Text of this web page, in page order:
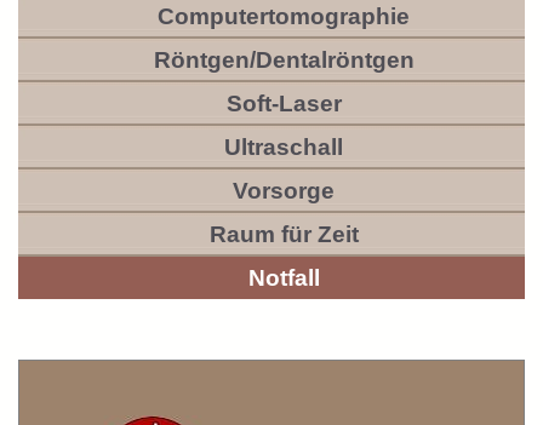
Computertomographie
Röntgen/Dentalröntgen
Soft-Laser
Ultraschall
Vorsorge
Raum für Zeit
Notfall